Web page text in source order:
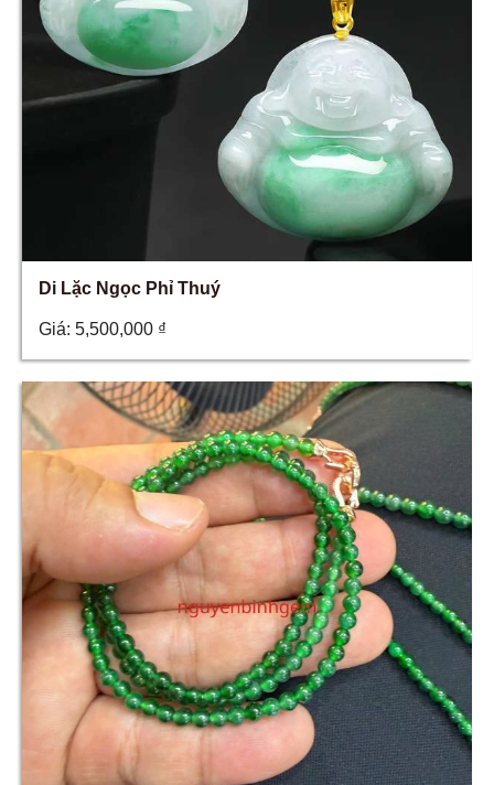
Di Lặc Ngọc Phỉ Thuý
Giá: 5,500,000 ₫